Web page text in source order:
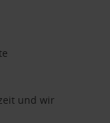
und wir